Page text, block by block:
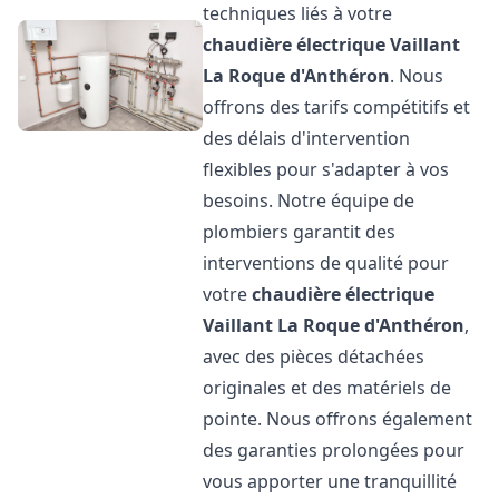
techniques liés à votre
chaudière électrique Vaillant
La Roque d'Anthéron. Nous
offrons des tarifs compétitifs et
des délais d'intervention
flexibles pour s'adapter à vos
besoins. Notre équipe de
plombiers garantit des
interventions de qualité pour
votrechaudière électrique
Vaillant La Roque d'Anthéron,
avec des pièces détachées
originales et des matériels de
pointe. Nous offrons également
des garanties prolongées pour
vous apporter une tranquillité